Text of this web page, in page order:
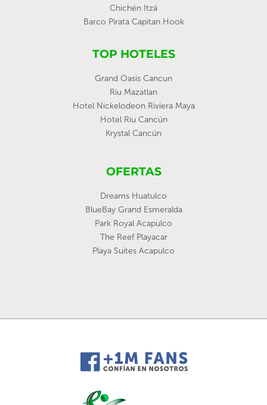
Chichén Itzá
Barco Pirata Capitan Hook
TOP HOTELES
Grand Oasis Cancun
Riu Mazatlan
Hotel Nickelodeon Riviera Maya
Hotel Riu Cancún
Krystal Cancún
OFERTAS
Dreams Huatulco
BlueBay Grand Esmeralda
Park Royal Acapulco
The Reef Playacar
Playa Suites Acapulco